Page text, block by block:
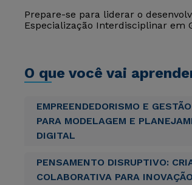
Prepare-se para liderar o
Especialização Interdisciplinar em
O que você vai
EMPREENDEDORISMO E
PARA MODELAGEM E
DIGITAL
PENSAMENTO DISRUPTIVO:
COLABORATIVA PARA INOVAÇÃO